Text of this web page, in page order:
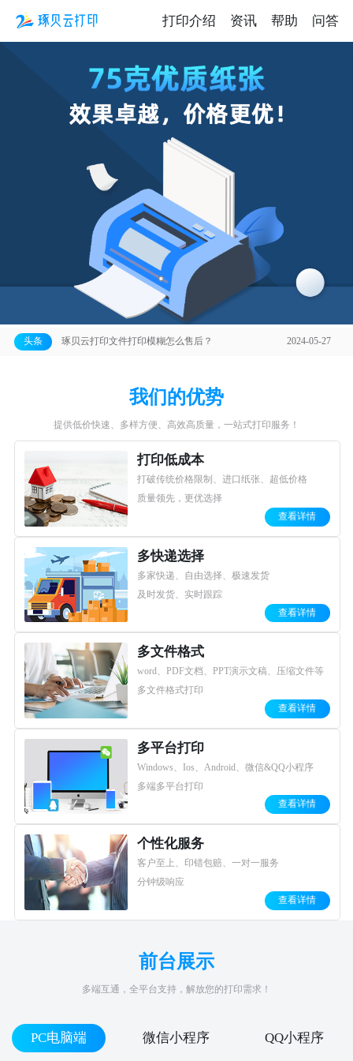
头条
【公告】琢贝云打印线上打印服务全面上线！
琢贝云打印2026年春节放假通知
2026-02-13
琢贝云打印文件打印模糊怎么售后？
2024-05-27
我们的优势
提供低价快速、多样方便、高效高质量，一站式打印服务！
打印低成本
打破传统价格限制、进口纸张、超低价格
质量领先，更优选择
查看详情
多快递选择
多家快递、自由选择、极速发货
及时发货、实时跟踪
查看详情
多文件格式
word、PDF文档、PPT演示文稿、压缩文件等
多文件格式打印
查看详情
多平台打印
Windows、Ios、Android、微信&QQ小程序
多端多平台打印
查看详情
个性化服务
客户至上、印错包赔、一对一服务
分钟级响应
查看详情
前台展示
多端互通，全平台支持，解放您的打印需求！
PC电脑端 微信小程序 QQ小程序
打印介绍 资讯 帮助 问答